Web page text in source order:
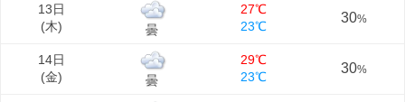
13日
(木) 曇
27℃
23℃
30%
14日
(金) 曇
29℃
23℃
30%